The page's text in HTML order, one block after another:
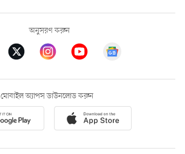
অনুসরণ করুন
মোবাইল অ্যাপস ডাউনলোড করুন